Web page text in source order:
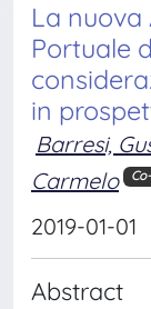
La nuova
Portuale
in
Barresi,
Carmelo
2019-01-01
Abstract